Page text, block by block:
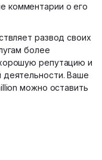
комментарии о его
развод своих
более
репутацию и
деятельности. Ваше
можно оставить